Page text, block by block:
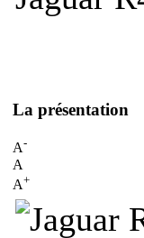
La présentation
A-
A
A+